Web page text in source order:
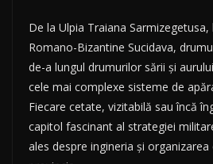
De la Ulpia Traiana
Romano-Bizantine Sucidava,
de-a lungul drumurilor sării și
cele mai complexe sisteme de
Fiecare cetate, vizitabilă sau încă
capitol fascinant al strategiei
ales despre ingineria și